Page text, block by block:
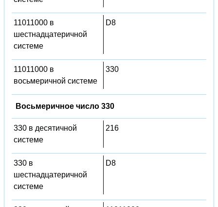
11011000 в
шестнадцатеричной
системе
D8
11011000 в
восьмеричной системе
330
Восьмеричное число 330
330 в десятичной
системе
216
330 в
шестнадцатеричной
системе
D8